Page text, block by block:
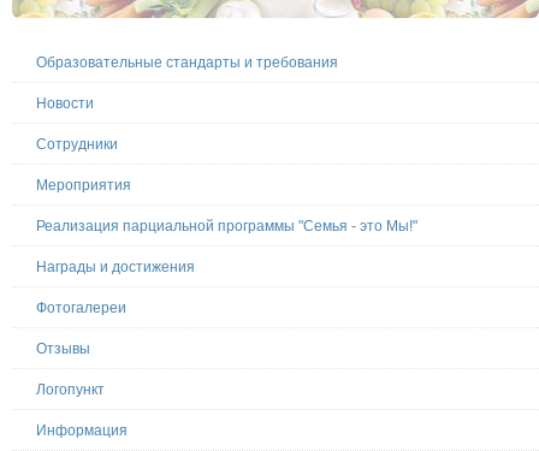
Образовательные стандарты и требования
Новости
Сотрудники
Мероприятия
Реализация парциальной программы "Семья - это Мы!"
Награды и достижения
Фотогалереи
Отзывы
Логопункт
Информация